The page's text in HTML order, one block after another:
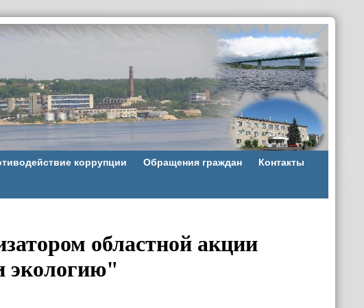
коррупции Обращения граждан Контакты
областной акции
экологию"